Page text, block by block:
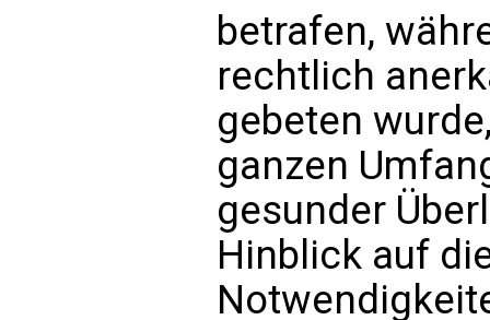
betrafen,
rechtlich
gebeten
ganzen
gesunder
Hinblick auf